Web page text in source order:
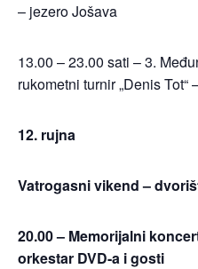
– jezero Jošava
13.00 – 23.00 sati – 3.
rukometni turnir „Denis Tot“
12. rujna
Vatrogasni vikend –
20.00 – Memorijalni
orkestar DVD-a i gosti